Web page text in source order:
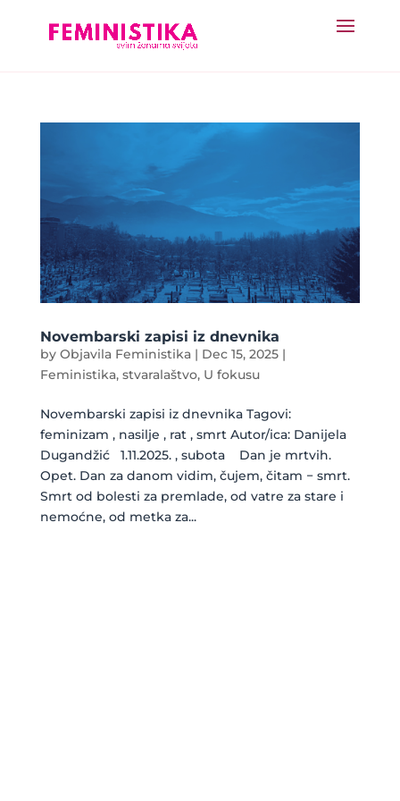
Novembarski zapisi iz dnevnika
by Objavila Feministika| Dec 15, 2025|
Feministika, stvaralaštvo, U fokusu
Novembarski zapisi iz dnevnika Tagovi:
feminizam , nasilje , rat , smrt Autor/ica: Danijela
Dugandžić 1.11.2025. , subota Dan je mrtvih.
Opet. Dan za danom vidim, čujem, čitam − smrt.
Smrt od bolesti za premlade, od vatre za stare i
nemoćne, od metka za...